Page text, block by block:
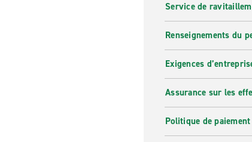
Service de
Renseignements du
Exigences
Assurance sur les
Politique de paiement